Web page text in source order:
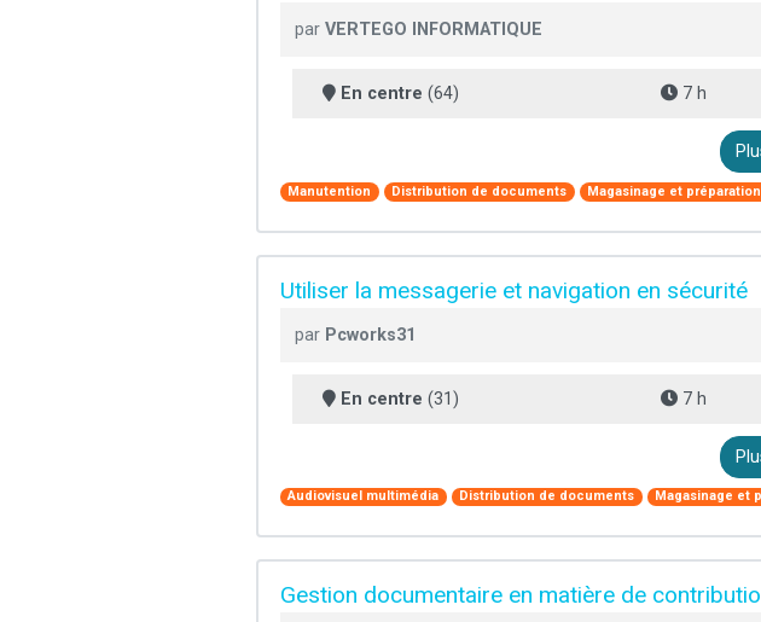
par VERTEGO INFORMATIQUE
En centre (64) 7 h
Manutention Distribution de documents Magasinage et
Utiliser la messagerie et navigation en sécurité
par Pcworks31
En centre (31) 7 h
Audiovisuel multimédia Distribution de documents Magasinage et
Gestion documentaire en matière de